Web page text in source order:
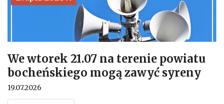
We wtorek 21.07 na terenie powiatu
bocheńskiego mogą zawyć syreny
19.07.2026